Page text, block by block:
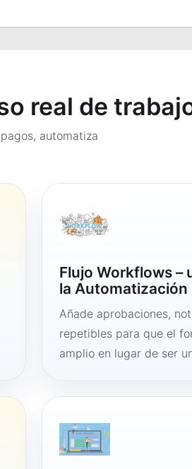
real de
automatiza
Flujo Workflows –
la Automatización
Añade aprobaciones,
repetibles para que el
amplio en lugar de ser